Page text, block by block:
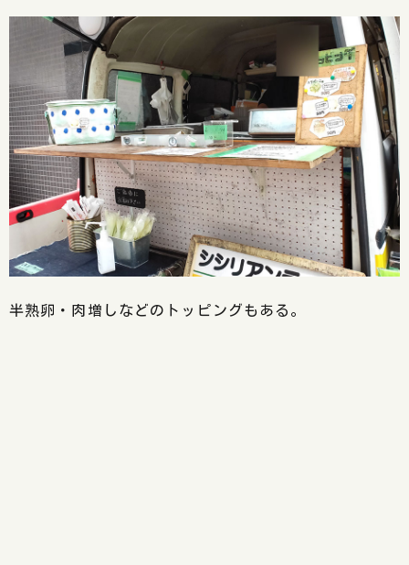
半熟卵・肉増しなどのトッピングもある。